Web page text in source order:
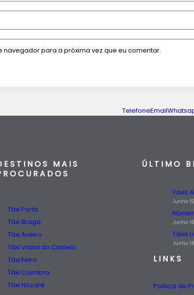
navegador para a próxima vez que eu comentar.
TelefoneEmail
MAIS
Táxi Porto
Táxi Braga
Táxi Aveiro
Táxi Viana do Castelo
Táxi Feira
Táxi Coimbra
Táxi Nazaré
ÚLTIMO
Junho
Junho
Táxis
Junho
LINKS
Politica de